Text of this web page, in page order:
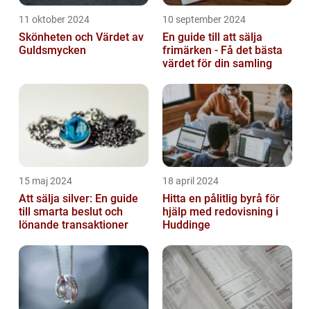
11 oktober 2024
Skönheten och Värdet av
Guldsmycken
10 september 2024
En guide till att sälja
frimärken - Få det bästa
värdet för din samling
15 maj 2024
Att sälja silver: En guide
till smarta beslut och
lönande transaktioner
18 april 2024
Hitta en pålitlig byrå för
hjälp med redovisning i
Huddinge